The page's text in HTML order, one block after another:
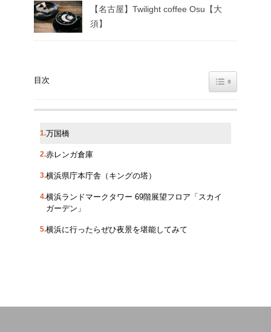
【名古屋】Twilight coffee Osu【大
須】
目次 Toggle
万国橋
赤レンガ倉庫
横浜県庁本庁舎（キングの塔）
横浜ランドマークタワー 69階展望フロア「スカイ
ガーデン」
横浜に行ったらぜひ夜景を堪能してみて